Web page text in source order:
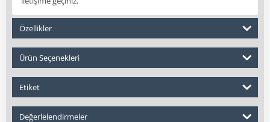
Özellikler
Ürün Seçenekleri
Etiket
Değerlelendirmeler